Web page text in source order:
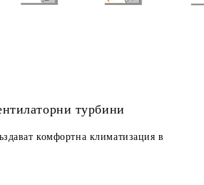
турбини
комфортна климатизация в